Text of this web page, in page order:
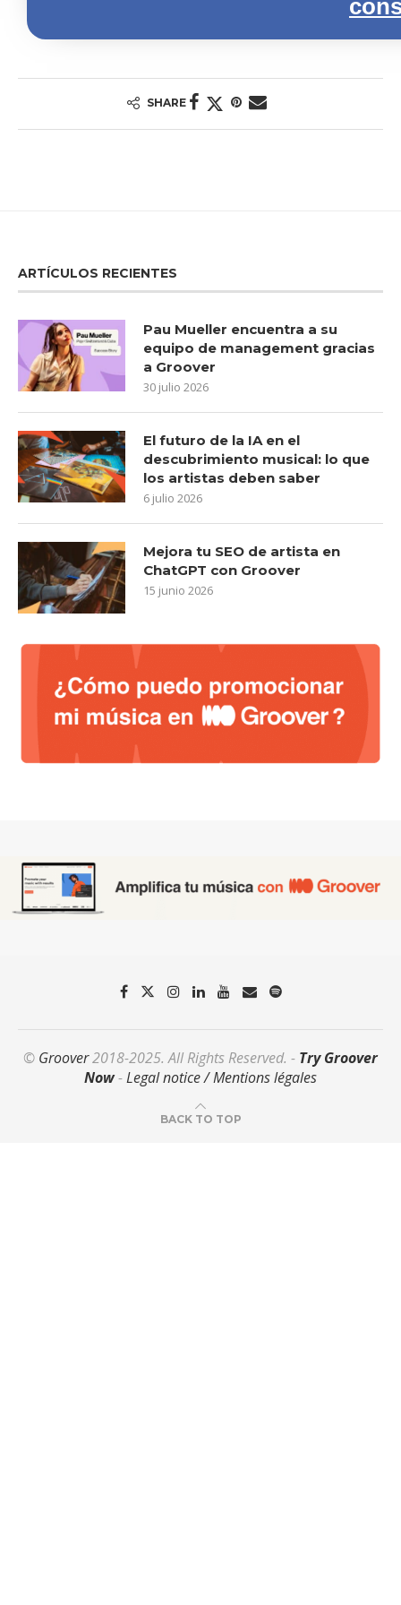
SHARE
ARTÍCULOS RECIENTES
Pau Mueller encuentra a su
equipo de management gracias
a Groover
30 julio 2026
El futuro de la IA en el
descubrimiento musical: lo que
los artistas deben saber
6 julio 2026
Mejora tu SEO de artista en
ChatGPT con Groover
15 junio 2026
© Groover2018-2025. All Rights Reserved. - Try Groover
Now-Legal notice / Mentions légales
BACK TO TOP